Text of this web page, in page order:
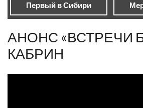
Первый в Сибири
АНОНС «ВСТРЕЧИ
КАБРИН